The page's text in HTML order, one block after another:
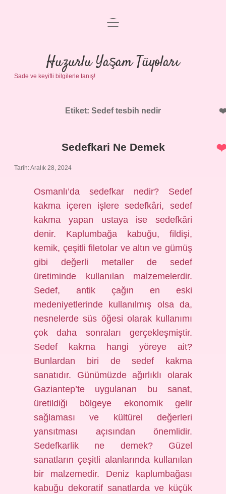
Anasayfa
Gizlilik Politikası
Yasal Uyarı
menüyü
Huzurlu Yaşam Tüyoları
Sade ve keyifli bilgilerle tanış!
Etiket: Sedef tesbih nedir
Sedefkari Ne Demek
Tarih: Aralık 28, 2024
Osmanlı’da sedefkar nedir? Sedef
kakma içeren işlere sedefkâri, sedef
kakma yapan ustaya ise sedefkâri
denir. Kaplumbağa kabuğu, fildişi,
kemik, çeşitli filetolar ve altın ve gümüş
gibi değerli metaller de sedef
üretiminde kullanılan malzemelerdir.
Sedef, antik çağın en eski
medeniyetlerinde kullanılmış olsa da,
nesnelerde süs öğesi olarak kullanımı
çok daha sonraları gerçekleşmiştir.
Sedef kakma hangi yöreye ait?
Bunlardan biri de sedef kakma
sanatıdır. Günümüzde ağırlıklı olarak
Gaziantep’te uygulanan bu sanat,
üretildiği bölgeye ekonomik gelir
sağlaması ve kültürel değerleri
yansıtması açısından önemlidir.
Sedefkarlik ne demek? Güzel
sanatların çeşitli alanlarında kullanılan
bir malzemedir. Deniz kaplumbağası
kabuğu dekoratif sanatlarda ve küçük